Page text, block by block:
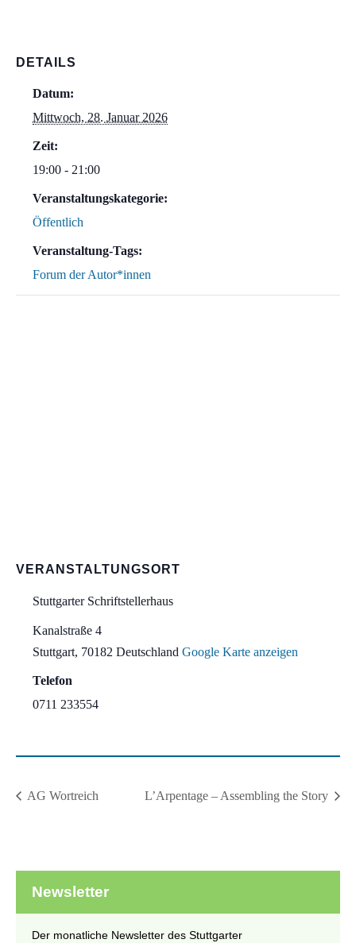
DETAILS
Datum:
Mittwoch, 28. Januar 2026
Zeit:
19:00 - 21:00
Veranstaltungskategorie:
Öffentlich
Veranstaltung-Tags:
Forum der Autor*innen
VERANSTALTUNGSORT
Stuttgarter Schriftstellerhaus
Kanalstraße 4
Stuttgart, 70182 Deutschland Google Karte anzeigen
Telefon
0711 233554
AG Wortreich L’Arpentage – Assembling the Story
Newsletter
Der monatliche Newsletter des Stuttgarter